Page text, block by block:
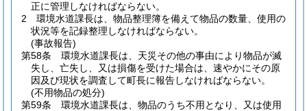
正に管理しなければならない。
2
環境水道課長は、物品整理簿を備えて物品の数量、使用の
状況等を記録整理しなければならない。
(事故報告)
第58条
環境水道課長は、天災その他の事由により物品が滅
失し、亡失し、又は損傷を受けた場合は、速やかにその原
因及び現状を調査して町長に報告しなければならない。
(不用物品の処分)
第59条
環境水道課長は、物品のうち不用となり、又は使用